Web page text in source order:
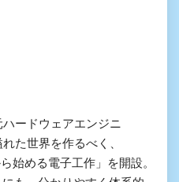
ードウェアエンジニ
た世界を作るべく、
始める電子工作」を開設。